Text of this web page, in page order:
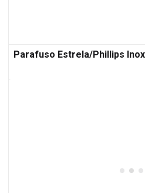
Parafuso Estrela/Phillips